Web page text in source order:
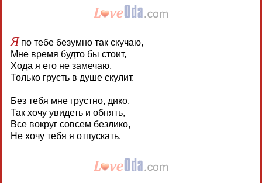
Япо тебе безумно так скучаю,
Мне время будто бы стоит,
Хода я его не замечаю,
Только грусть в душе скулит.
Без тебя мне грустно, дико,
Так хочу увидеть и обнять,
Все вокруг совсем безлико,
Не хочу тебя я отпускать.